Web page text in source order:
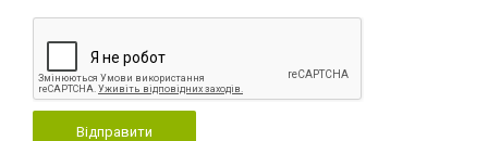
Відправити